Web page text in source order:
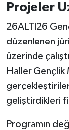
Projeler
26ALTI26
düzenlenen
üzerinde
Haller Gençlik
gerçekleştirilen
geliştirdikleri
Programın